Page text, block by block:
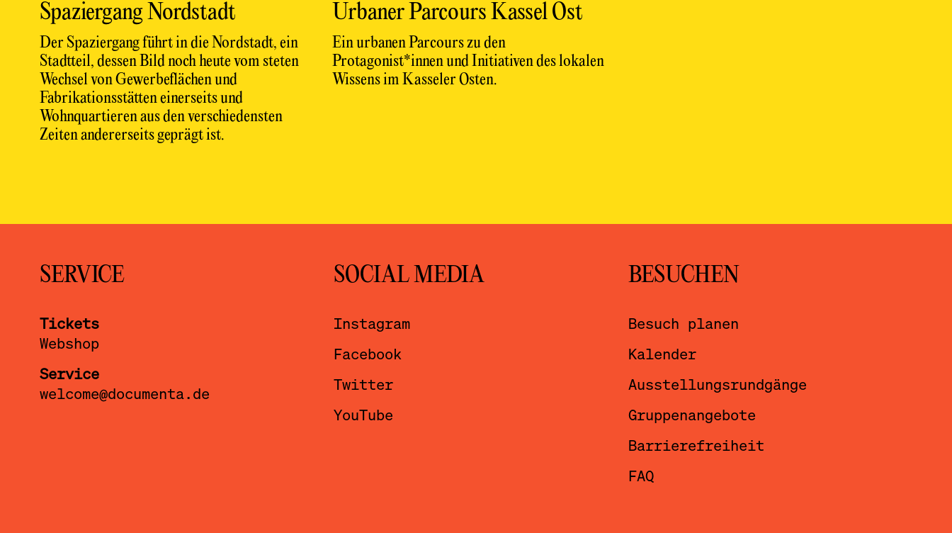
Spaziergang Nordstadt
Der Spaziergang führt in die Nordstadt, ein
Stadtteil, dessen Bild noch heute vom steten
Wechsel von Gewerbeflächen und
Fabrikationsstätten einerseits und
Wohnquartieren aus den verschiedensten
Zeiten andererseits geprägt ist.
Urbaner Parcours Kassel Ost
Ein urbanen Parcours zu den
Protagonist*innen und Initiativen des lokalen
Wissens im Kasseler Osten.
SERVICE
Tickets
Webshop
Service
welcome@documenta.de
SOCIAL MEDIA
Instagram
Facebook
Twitter
YouTube
BESUCHEN
Besuch planen
Kalender
Ausstellungsrundgänge
Gruppenangebote
Barrierefreiheit
FAQ